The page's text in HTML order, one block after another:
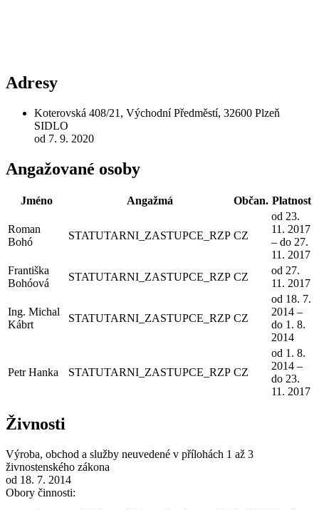
Adresy
Koterovská 408/21, Východní Předměstí, 32600 Plzeň
SIDLO
od 7. 9. 2020
Angažované osoby
Jméno Angažmá Občan. Platnost
Roman
Bohó
STATUTARNI_ZASTUPCE_RZP CZ
od 23.
11. 2017
– do 27.
11. 2017
Františka
Bohóová
STATUTARNI_ZASTUPCE_RZP CZ
od 27.
11. 2017
Ing. Michal
Kábrt
STATUTARNI_ZASTUPCE_RZP CZ
od 18. 7.
2014 –
do 1. 8.
2014
Petr Hanka STATUTARNI_ZASTUPCE_RZP CZ
od 1. 8.
2014 –
do 23.
11. 2017
Živnosti
Výroba, obchod a služby neuvedené v přílohách 1 až 3
živnostenského zákona
od 18. 7. 2014
Obory činnosti: